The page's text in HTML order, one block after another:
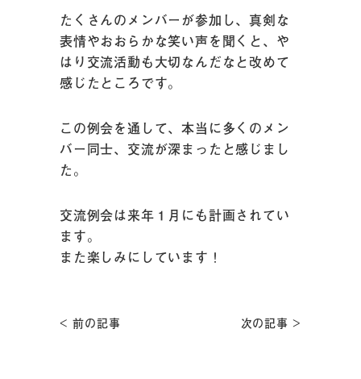
たくさんのメンバーが参加し、真剣な
表情やおおらかな笑い声を聞くと、や
はり交流活動も大切なんだなと改めて
感じたところです。
この例会を通して、本当に多くのメン
バー同士、交流が深まったと感じまし
た。
交流例会は来年１月にも計画されてい
ます。
また楽しみにしています！
< 前の記事 次の記事 >